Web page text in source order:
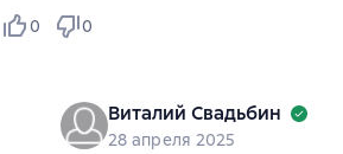
0 0
Виталий Свадьбин
28 апреля 2025